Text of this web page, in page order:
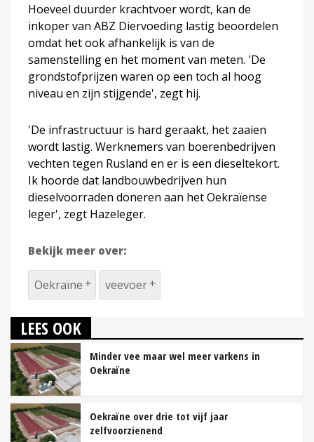
Hoeveel duurder krachtvoer wordt, kan de
inkoper van ABZ Diervoeding lastig beoordelen
omdat het ook afhankelijk is van de
samenstelling en het moment van meten. 'De
grondstofprijzen waren op een toch al hoog
niveau en zijn stijgende', zegt hij.
'De infrastructuur is hard geraakt, het zaaien
wordt lastig. Werknemers van boerenbedrijven
vechten tegen Rusland en er is een dieseltekort.
Ik hoorde dat landbouwbedrijven hun
dieselvoorraden doneren aan het Oekraïense
leger', zegt Hazeleger.
Bekijk meer over:
Oekraïne veevoer
LEES OOK
Minder vee maar wel meer varkens in
Oekraïne
Oekraïne over drie tot vijf jaar
zelfvoorzienend